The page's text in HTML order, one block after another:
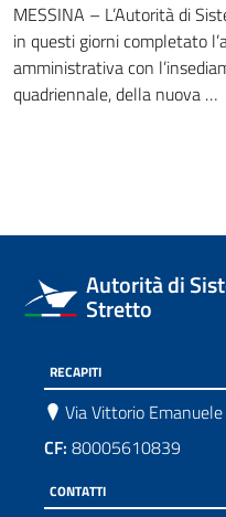
MESSINA – L’Autorità di
in questi giorni completato
amministrativa con
quadriennale, della nuova …
Autorità di
Stretto
RECAPITI
Via Vittorio
CF: 80005610839
CONTATTI